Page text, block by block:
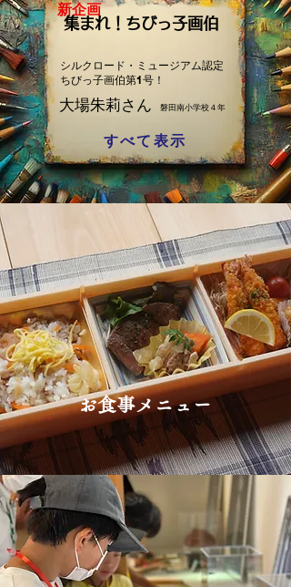
新企画
集まれ！ちびっ子画伯
シルクロード・ミュージアム認定
ちびっ子画伯第1号！
大場朱莉さん 磐田南小学校４年
すべて表示
お食事メニュー